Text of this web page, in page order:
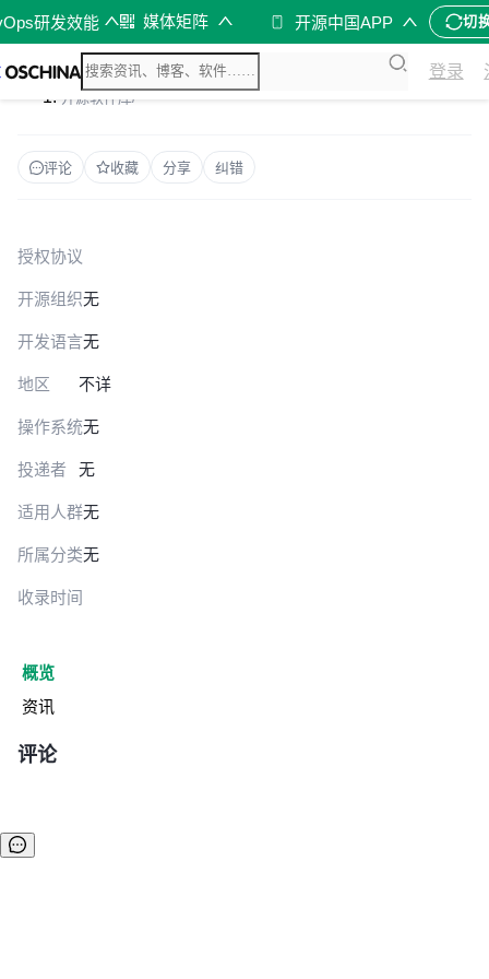
研发效能 媒体矩阵 开源中国APP 切
登录
开源软件库/
评论 收藏 分享 纠错
授权协议
开源组织无
开发语言无
地区 不详
操作系统无
投递者 无
适用人群无
所属分类无
收录时间
概览
资讯
评论